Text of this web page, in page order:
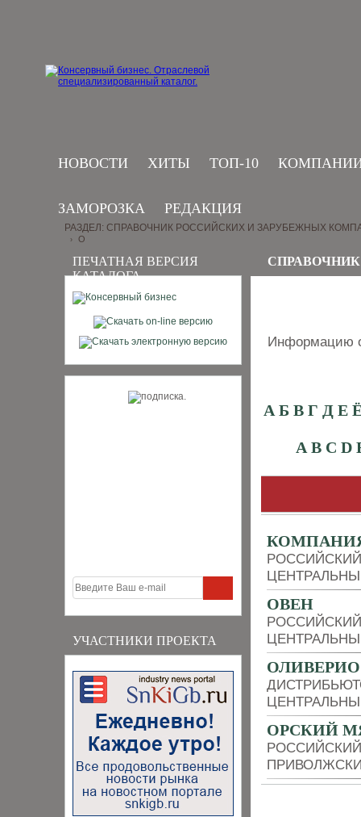
НОВОСТИ ХИТЫ ТОП-10
ЗАМОРОЗКА РЕДАКЦИЯ
ПЕЧАТНАЯ ВЕРСИЯ
КАТАЛОГА
УЧАСТНИКИ ПРОЕКТА
РАЗДЕЛ: СПРАВОЧНИК РОССИЙСКИХ И ЗАРУБЕЖНЫХ
› O
Информацию
А Б В Г Д Е
A B C D
ОВЕН
ОЛИВЕРИО
ОРСКИЙ